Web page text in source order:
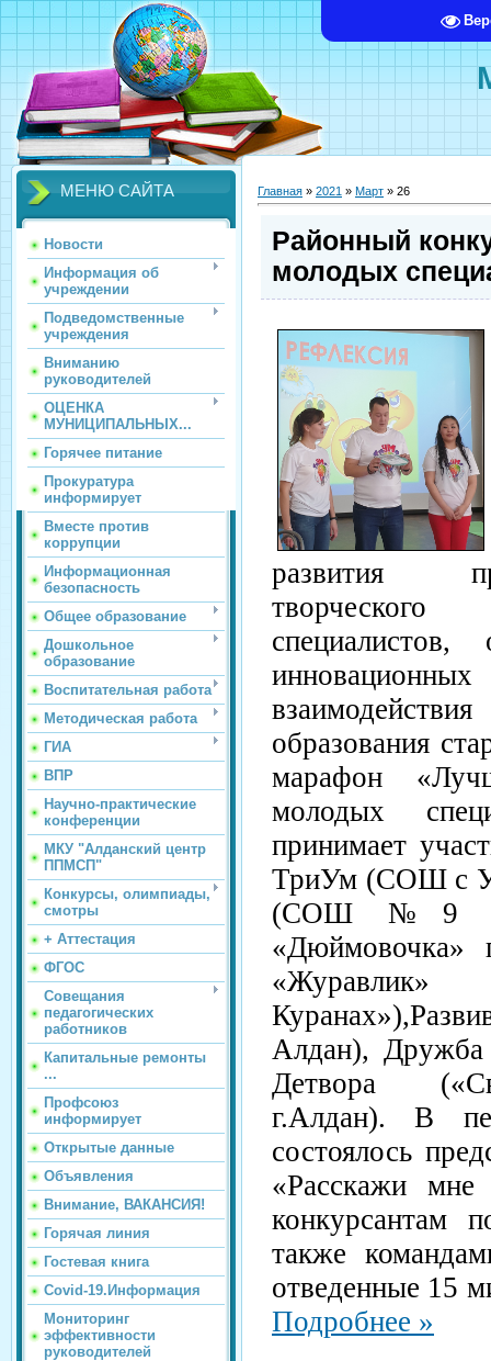
МЕНЮ САЙТА
Новости
Информация об
учреждении
Подведомственные
учреждения
Вниманию
руководителей
ОЦЕНКА
МУНИЦИПАЛЬНЫХ...
Горячее питание
Прокуратура
информирует
Вместе против
коррупции
Информационная
безопасность
Общее образование
Дошкольное
образование
Воспитательная работа
Методическая работа
ГИА
ВПР
Научно-практические
конференции
МКУ "Алданский центр
ППМСП"
Конкурсы, олимпиады,
смотры
+ Аттестация
ФГОС
Совещания
педагогических
работников
Капитальные ремонты
...
Профсоюз
информирует
Открытые данные
Объявления
Внимание, ВАКАНСИЯ!
Горячая линия
Гостевая книга
Covid-19.Информация
Мониторинг
эффективности
руководителей
Главная » 2021 » Март » 26
Районный
молодых
развития
образования
марафон
молодых
принимает
ТриУм (СОШ с
(СОШ №9
Алдан), Дружба
Детвора
г.Алдан). В
состоялось
«Расскажи
конкурсантам
также
отведенные 15
Подробнее »